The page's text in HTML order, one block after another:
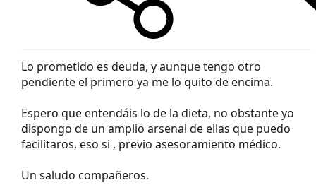
Lo prometido es deuda, y aunque tengo otro
pendiente el primero ya me lo quito de encima.
Espero que entendáis lo de la dieta, no obstante yo
dispongo de un amplio arsenal de ellas que puedo
facilitaros, eso si , previo asesoramiento médico.
Un saludo compañeros.